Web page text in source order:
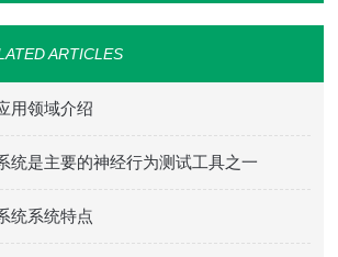
ARTICLES
用领域介绍
统是主要的神经行为测试工具之一
统系统特点